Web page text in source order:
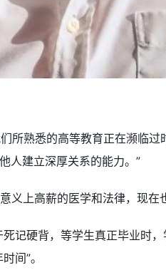
所熟悉的高等教育正在濒临
人建立深厚关系的能力。”
上高薪的医学和法律，现在
记硬背，等学生真正毕业时
间”。